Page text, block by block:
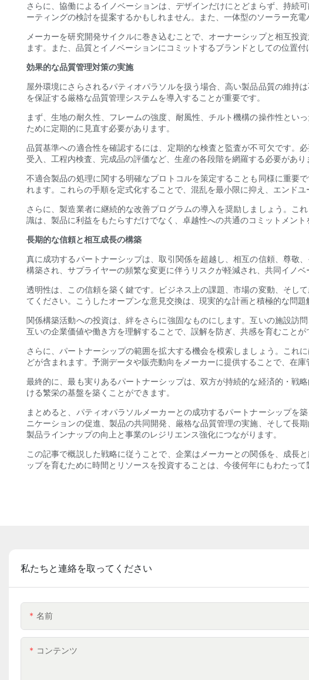
さらに、協働によるイノベーションは、デザインだけにとどまらず、持続
ーティングの検討を提案するかもしれません。また、一体型のソーラー充
メーカーを研究開発サイクルに巻き込むことで、オーナーシップと相互投
ます。また、品質とイノベーションにコミットするブランドとしての位置
効果的な品質管理対策の実施
屋外環境にさらされるパティオパラソルを扱う場合、高い製品品質の維持
を保証する厳格な品質管理システムを導入することが重要です。
まず、生地の耐久性、フレームの強度、耐風性、チルト機構の操作性とい
ために定期的に見直す必要があります。
品質基準への適合性を確認するには、定期的な検査と監査が不可欠です。
受入、工程内検査、完成品の評価など、生産の各段階を網羅する必要があり
不適合製品の処理に関する明確なプロトコルを策定することも同様に重要
れます。これらの手順を定式化することで、混乱を最小限に抑え、エンドユ
さらに、製造業者に継続的な改善プログラムの導入を奨励しましょう。こ
識は、製品に利益をもたらすだけでなく、卓越性への共通のコミットメン
長期的な信頼と相互成長の構築
真に成功するパートナーシップは、取引関係を超越し、相互の信頼、尊敬
構築され、サプライヤーの頻繁な変更に伴うリスクが軽減され、共同イノベ
透明性は、この信頼を築く鍵です。ビジネス上の課題、市場の変動、そし
てください。こうしたオープンな意見交換は、現実的な計画と積極的な問題
関係構築活動への投資は、絆をさらに強固なものにします。互いの施設訪
互いの企業価値や働き方を理解することで、誤解を防ぎ、共感を育むことが
さらに、パートナーシップの範囲を拡大する機会を模索しましょう。これ
どが含まれます。予測データや販売動向をメーカーに提供することで、在庫
最終的に、最も実りあるパートナーシップは、双方が持続的な経済的・戦
ける繁栄の基盤を築くことができます。
まとめると、パティオパラソルメーカーとの成功するパートナーシップを
ニケーションの促進、製品の共同開発、厳格な品質管理の実施、そして長
製品ラインナップの向上と事業のレジリエンス強化につながります。
この記事で概説した戦略に従うことで、企業はメーカーとの関係を、成長
ップを育むために時間とリソースを投資することは、今後何年にもわたっ
私たちと連絡を取ってください
名前
コンテンツ